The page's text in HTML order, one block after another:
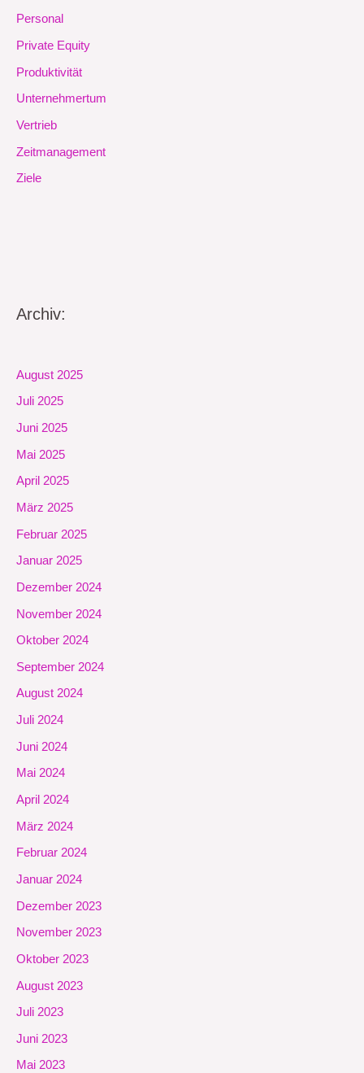
Personal
Private Equity
Produktivität
Unternehmertum
Vertrieb
Zeitmanagement
Ziele
Archiv:
August 2025
Juli 2025
Juni 2025
Mai 2025
April 2025
März 2025
Februar 2025
Januar 2025
Dezember 2024
November 2024
Oktober 2024
September 2024
August 2024
Juli 2024
Juni 2024
Mai 2024
April 2024
März 2024
Februar 2024
Januar 2024
Dezember 2023
November 2023
Oktober 2023
August 2023
Juli 2023
Juni 2023
Mai 2023